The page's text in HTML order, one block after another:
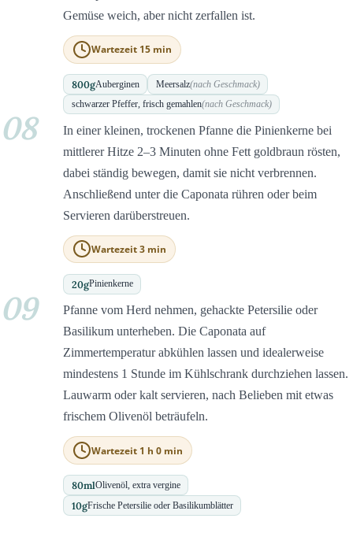
Gemüse weich, aber nicht zerfallen ist.
Wartezeit 15 min
800gAuberginen Meersalz(nach Geschmack)
schwarzer Pfeffer, frisch gemahlen(nach Geschmack)
08
In einer kleinen, trockenen Pfanne die Pinienkerne bei
mittlerer Hitze 2–3 Minuten ohne Fett goldbraun rösten,
dabei ständig bewegen, damit sie nicht verbrennen.
Anschließend unter die Caponata rühren oder beim
Servieren darüberstreuen.
Wartezeit 3 min
20gPinienkerne
09
Pfanne vom Herd nehmen, gehackte Petersilie oder
Basilikum unterheben. Die Caponata auf
Zimmertemperatur abkühlen lassen und idealerweise
mindestens 1 Stunde im Kühlschrank durchziehen lassen.
Lauwarm oder kalt servieren, nach Belieben mit etwas
frischem Olivenöl beträufeln.
Wartezeit 1 h 0 min
80mlOlivenöl, extra vergine
10gFrische Petersilie oder Basilikumblätter